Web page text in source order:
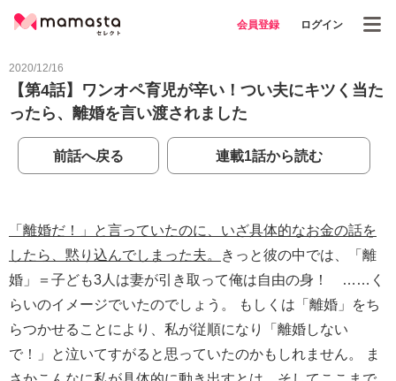
会員登録 ログイン
2020/12/16
【第4話】ワンオペ育児が辛い！つい夫にキツく当た
ったら、離婚を言い渡されました
前話へ戻る 連載1話から読む
「離婚だ！」と言っていたのに、いざ具体的なお金の話を
したら、黙り込んでしまった夫。
きっと彼の中では、「離
婚」＝子ども3人は妻が引き取って俺は自由の身！ ……く
らいのイメージでいたのでしょう。 もしくは「離婚」をち
らつかせることにより、私が従順になり「離婚しない
で！」と泣いてすがると思っていたのかもしれません。 ま